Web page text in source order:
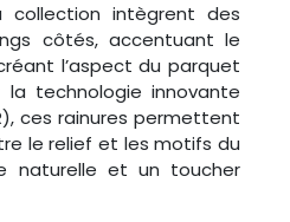
collection intègrent des
côtés, accentuant le
l’aspect du parquet
la technologie innovante
ces rainures permettent
le relief et les motifs du
naturelle et un toucher